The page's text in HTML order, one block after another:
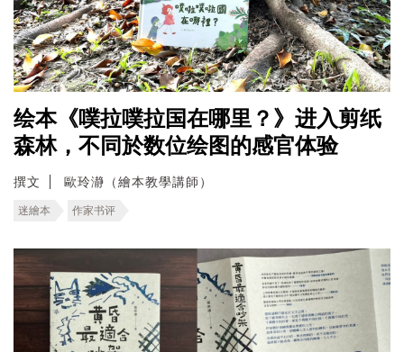
绘本《噗拉噗拉国在哪里？》进入剪纸
森林，不同於数位绘图的感官体验
撰文 歐玲瀞（繪本教學講師）
迷繪本 作家书评